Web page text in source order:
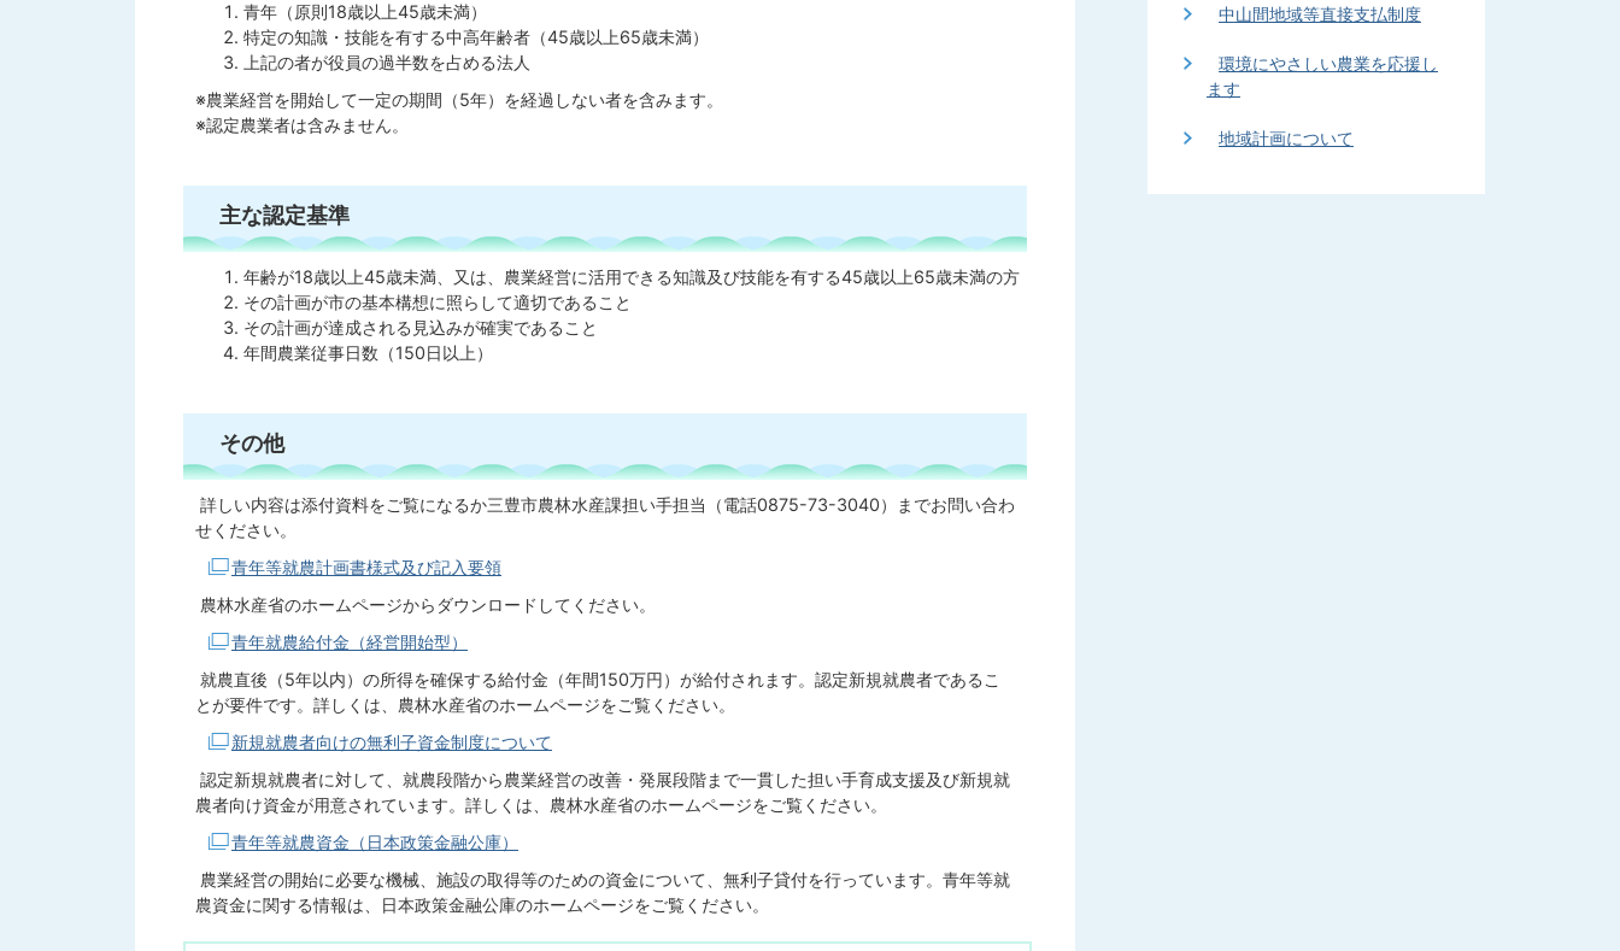
青年（原則18歳以上45歳未満）
特定の知識・技能を有する中高年齢者（45歳以上65歳未満）
上記の者が役員の過半数を占める法人
※農業経営を開始して一定の期間（5年）を経過しない者を含みます。
※認定農業者は含みません。
主な認定基準
年齢が18歳以上45歳未満、又は、農業経営に活用できる知識及び技能を有する45歳以上65歳未満の方
その計画が市の基本構想に照らして適切であること
その計画が達成される見込みが確実であること
年間農業従事日数（150日以上）
その他
詳しい内容は添付資料をご覧になるか三豊市農林水産課担い手担当（電話0875-73-3040）までお問い合わ
せください。
青年等就農計画書様式及び記入要領
農林水産省のホームページからダウンロードしてください。
青年就農給付金（経営開始型）
就農直後（5年以内）の所得を確保する給付金（年間150万円）が給付されます。認定新規就農者であるこ
とが要件です。詳しくは、農林水産省のホームページをご覧ください。
新規就農者向けの無利子資金制度について
認定新規就農者に対して、就農段階から農業経営の改善・発展段階まで一貫した担い手育成支援及び新規就
農者向け資金が用意されています。詳しくは、農林水産省のホームページをご覧ください。
青年等就農資金（日本政策金融公庫）
農業経営の開始に必要な機械、施設の取得等のための資金について、無利子貸付を行っています。青年等就
農資金に関する情報は、日本政策金融公庫のホームページをご覧ください。
中山間地域等直接支払制度
環境にやさしい農業を応援し
ます
地域計画について